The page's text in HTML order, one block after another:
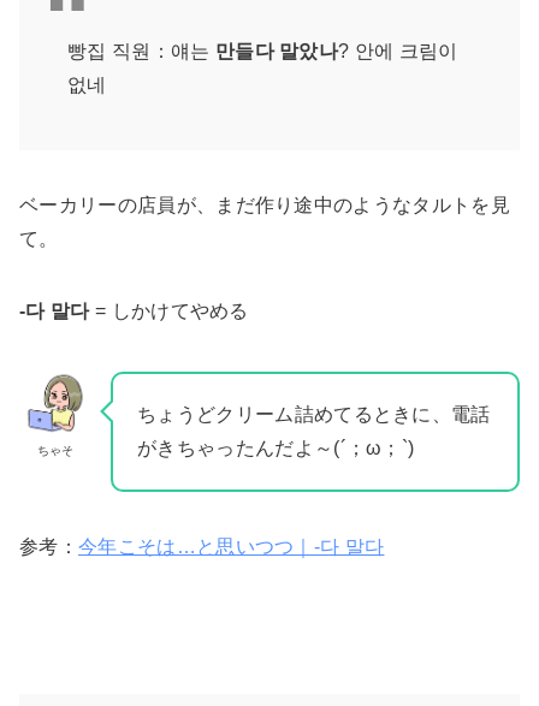
빵집 직원：얘는 만들다 말았나? 안에 크림이
없네
ベーカリーの店員が、まだ作り途中のようなタルトを見
て。
-다 말다= しかけてやめる
ちゃそ
ちょうどクリーム詰めてるときに、電話
がきちゃったんだよ～(´；ω；`)
参考： 今年こそは…と思いつつ｜-다 말다